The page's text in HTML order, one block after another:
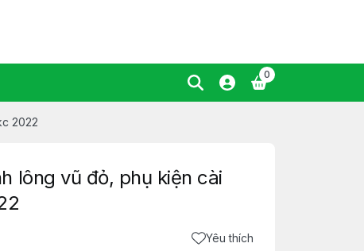
0
2022
lông vũ đỏ, phụ kiện cài
Yêu thích